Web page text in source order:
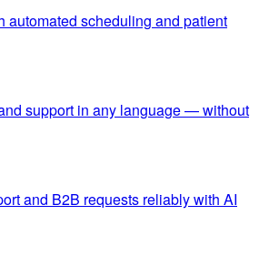
automated scheduling and patient
support in any language — without
and B2B requests reliably with AI